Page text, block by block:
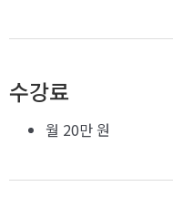
수강료
월 20만 원